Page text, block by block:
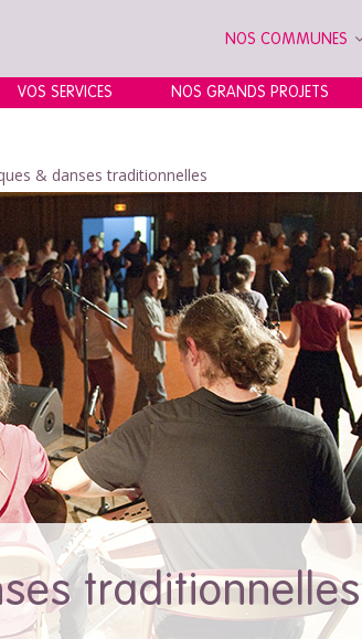
NOS COMMUNES
VOS SERVICES NOS GRANDS PROJETS
& danses traditionnelles
traditionnelles